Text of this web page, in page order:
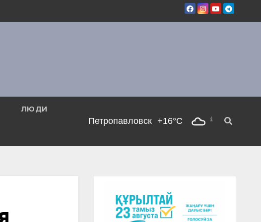
ЛЮДИ
Петропавловск +16°C